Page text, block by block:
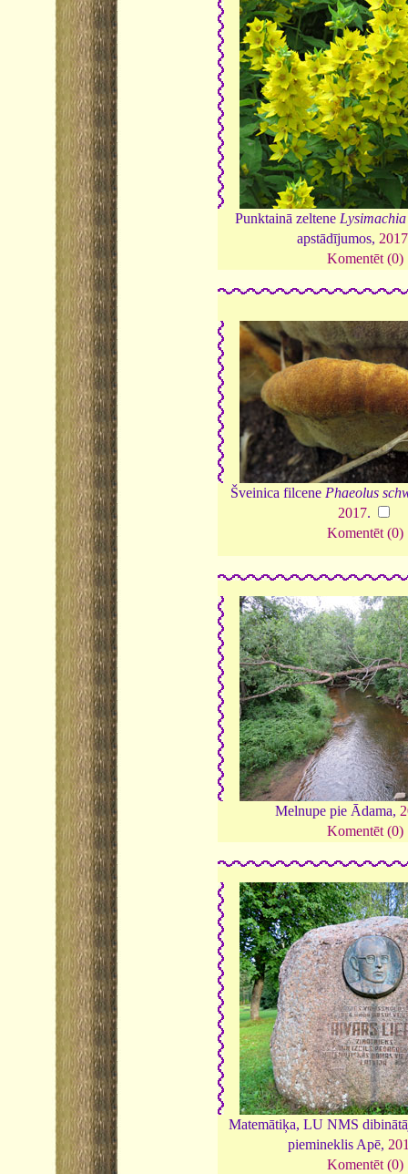
Punktainā zeltene
apstādījumos, 2017
Komentēt (0)
Šveinica filcene Phaeolus
2017.
Komentēt (0)
Melnupe pie Ādama,
Komentēt (0)
Matemātiķa, LU NMS
piemineklis Apē,
Komentēt (0)